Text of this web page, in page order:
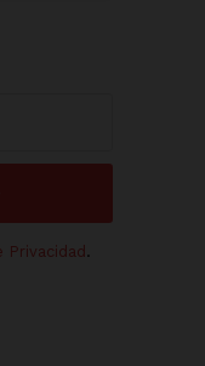
Privacidad .